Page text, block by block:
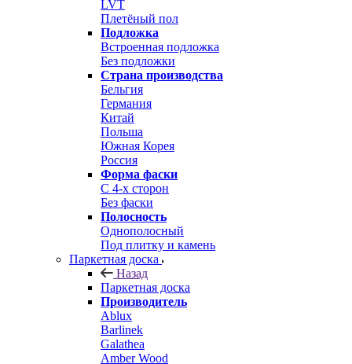
LVT
Плетёный пол
Подложка
Встроенная подложка
Без подложки
Страна производства
Бельгия
Германия
Китай
Польша
Южная Корея
Россия
Форма фаски
С 4-х сторон
Без фаски
Полосность
Однополосный
Под плитку и камень
Паркетная доска
Назад
Паркетная доска
Производитель
Ablux
Barlinek
Galathea
Amber Wood